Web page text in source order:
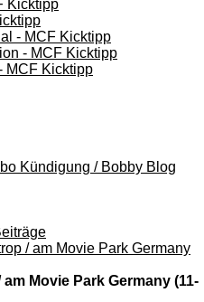
Kicktipp
- MCF Kicktipp
- MCF Kicktipp
MCF Kicktipp
Kündigung / Bobby Blog
/ am Movie Park Germany
Movie Park Germany (11-